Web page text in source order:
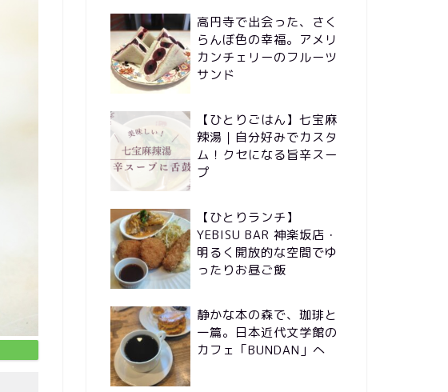
高円寺で出会った、さく
らんぼ色の幸福。アメリ
カンチェリーのフルーツ
サンド
【ひとりごはん】七宝麻
辣湯｜自分好みでカスタ
ム！クセになる旨辛スー
プ
【ひとりランチ】
YEBISU BAR 神楽坂店・
明るく開放的な空間でゆ
ったりお昼ご飯
静かな本の森で、珈琲と
一篇。日本近代文学館の
カフェ「BUNDAN」へ